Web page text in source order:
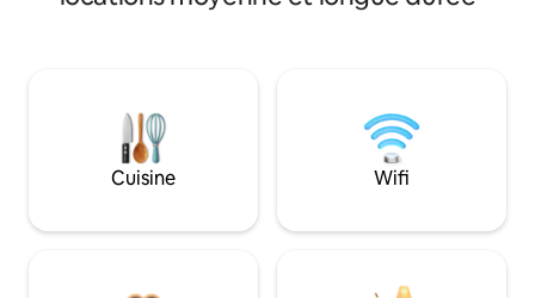
Cuisine Wifi